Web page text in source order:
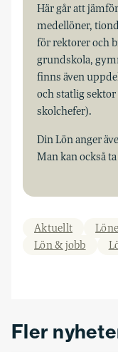
Här går att
medellöner,
för rektorer och
grundskola,
finns även
och statlig
skolchefer).
Din Lön anger
Man kan också
Aktuellt
Lön & jobb
Fler